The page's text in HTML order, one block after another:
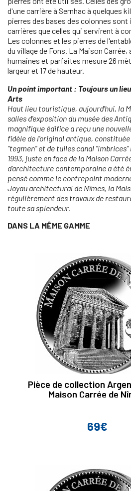
d'une carrière à Sernhac à quelques
pierres des bases des colonnes sont
carrières que celles qui servirent à
Les colonnes et les pierres de
du village de Fons. La Maison
humaines et parfaites mesure 26
largeur et 17 de hauteur.
Un point important : Toujours un
Arts
Haut lieu touristique, aujourd'hui, la
salles d'exposition du musée des
magnifique édifice a reçu une
fidèle de l'original antique,
"tegmen" et de tuiles canal "imbrices"
1993, juste en face de la Maison
d'architecture contemporaine a été
pensé comme le contrepoint
Joyau architectural de Nîmes, la
régulièrement des travaux de
toute sa splendeur.
DANS LA MÊME GAMME
Pièce de collection
Maison Carrée de
Prix
69€